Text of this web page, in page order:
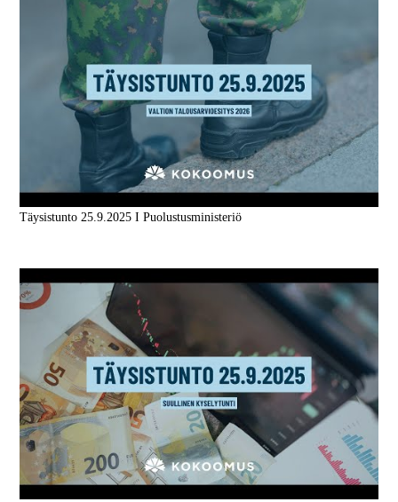
Täysistunto 25.9.2025 I Puolustusministeriö